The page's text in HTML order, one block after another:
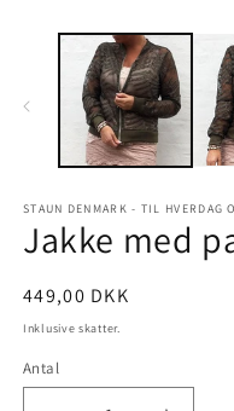
STAUN DENMARK - TIL HVERDAG
Jakke med
Normalpris
449,00 DKK
Inklusive skatter.
Antal